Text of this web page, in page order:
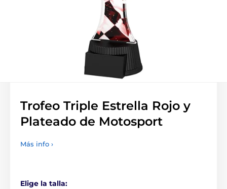
Trofeo Triple Estrella Rojo y
Plateado de Motosport
Más info ›
Elige la talla: